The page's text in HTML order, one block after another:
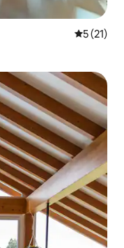
5 (21)